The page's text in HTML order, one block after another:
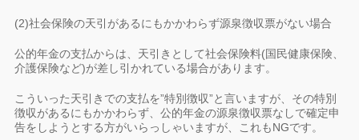
(2)社会保険の天引があるにもかかわらず源泉徴収票がない場合
公的年金の支払からは、天引きとして社会保険料(国民健康保険、
介護保険など)が差し引かれている場合があります。
こういった天引きでの支払を”特別徴収”と言いますが、その特別
徴収があるにもかかわらず、公的年金の源泉徴収票なしで確定申
告をしようとする方がいらっしゃいますが、これもNGです。